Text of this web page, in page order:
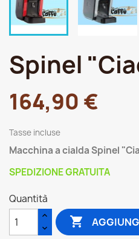
Spinel
164,90 €
Tasse incluse
Macchina a cialda Spinel
SPEDIZIONE GRATUITA
Quantità
